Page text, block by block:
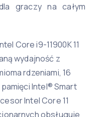
graczy na całym
Core i9-11900K 11
wydajność z
rdzeniami, 16
Intel® Smart
Intel Core 11
obsługuje